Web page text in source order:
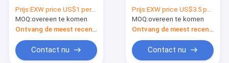
de Deurverbinding
van de de Strookh
Vorm de
Badkamerswater die
Strook behouden
Prijs:EXW price US$1 per piece
MOQ:overeen te komen
Contact nu
Magnetische met het
Verouderen
Weerstand
Prijs:EXW price US$3.5 per sets (2pcs of 2.2meter)
MOQ:overeen te komen
Contact nu